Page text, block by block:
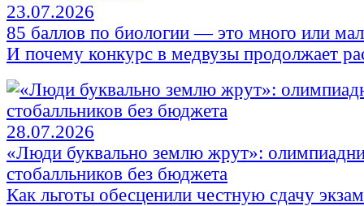
23.07.2026
85 баллов по биологии — это много или
И почему конкурс в медвузы продолжает
28.07.2026
«Люди буквально землю жрут»:
стобалльников без бюджета
Как льготы обесценили честную сдачу